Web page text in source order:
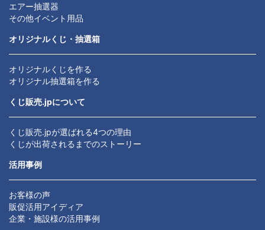
エアー抽選器
その他イベント用品
オリジナルくじ・抽選箱
オリジナルくじを作る
オリジナル抽選箱を作る
くじ販売.jpについて
くじ販売.jpが選ばれる4つの理由
くじが出荷されるまでのストーリー
活用事例
お客様の声
販促活用アイディア
企業・施設様の活用事例